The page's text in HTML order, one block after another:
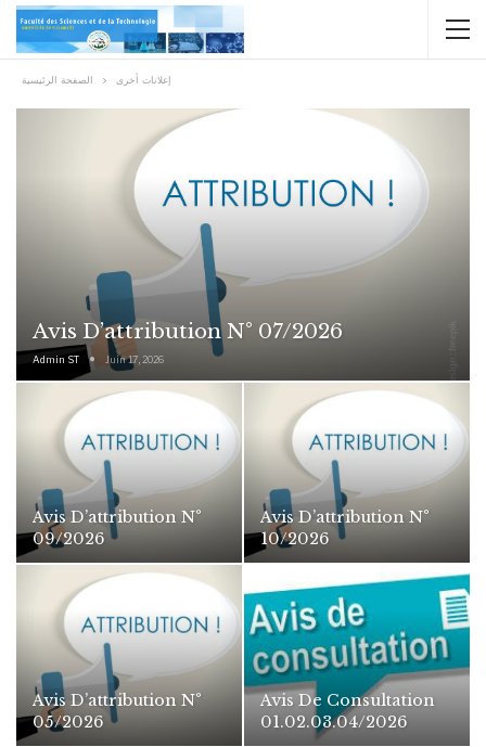
الصفحة الرئيسية إعلانات أخرى
Avis D’attribution N° 07/2026
Admin ST Juin 17, 2026
Avis D’attribution N°
09/2026
Avis D’attribution N°
10/2026
Avis D’attribution N°
05/2026
Avis De Consultation
01.02.03.04/2026